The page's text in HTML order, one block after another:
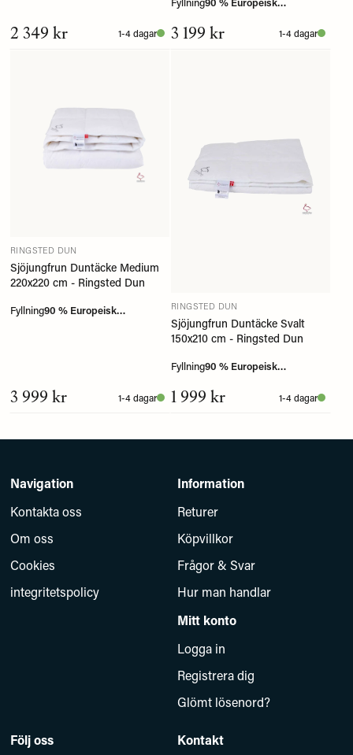
2 349 kr 1-4 dagar 3 199 kr 1-4 dagar
RINGSTED DUN
Sjöjungfrun Duntäcke Medium
220x220 cm - Ringsted Dun
Fyllning90 % Europeisk
3 999 kr 1-4 dagar
RINGSTED DUN
Sjöjungfrun Duntäcke Svalt
150x210 cm - Ringsted Dun
Fyllning90 % Europeisk
1 999 kr 1-4 dagar
Navigation
Kontakta oss
Om oss
Cookies
integritetspolicy
Information
Returer
Köpvillkor
Frågor & Svar
Hur man handlar
Mitt konto
Logga in
Registrera dig
Glömt lösenord?
Följ oss Kontakt